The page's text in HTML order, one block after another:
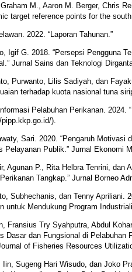
M., Aaron M. Berger, Chris
target reference points for the
2022. “Laporan Tahunan.”
Igif G. 2018. “Persepsi Pengguna
Jurnal Sains dan Teknologi
Purwanto, Lilis Sadiyah, dan
terhadap kuota nasional tuna
Pelabuhan Perikanan. 2024.
).
Sari. 2020. “Pengaruh Motivasi
Pelayanan Publik.” Jurnal Ekonomi
Agunan P., Rita Helbra Tenrini, dan
Tangkap.” Jurnal Borneo
Subhechanis, dan Tenny Apriliani.
untuk Mendukung Program
Fransius Try Syahputra, Abdul
Dasar dan Fungsional di Pelabuhan
of Fisheries Resources
Iin, Sugeng Hari Wisudo, dan Joko